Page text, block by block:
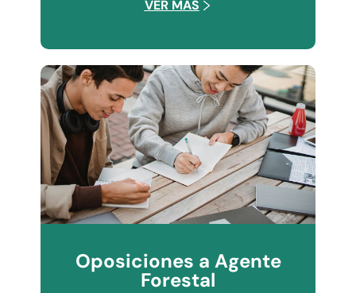
VER MÁS
Oposiciones a Agente
Forestal